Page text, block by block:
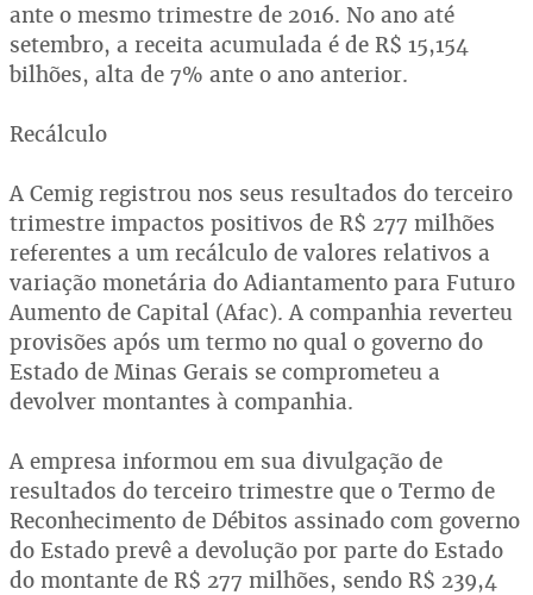
ante o mesmo trimestre de 2016. No ano até
setembro, a receita acumulada é de R$ 15,154
bilhões, alta de 7% ante o ano anterior.
Recálculo
A Cemig registrou nos seus resultados do terceiro
trimestre impactos positivos de R$ 277 milhões
referentes a um recálculo de valores relativos a
variação monetária do Adiantamento para Futuro
Aumento de Capital (Afac). A companhia reverteu
provisões após um termo no qual o governo do
Estado de Minas Gerais se comprometeu a
devolver montantes à companhia.
A empresa informou em sua divulgação de
resultados do terceiro trimestre que o Termo de
Reconhecimento de Débitos assinado com governo
do Estado prevê a devolução por parte do Estado
do montante de R$ 277 milhões, sendo R$ 239,4